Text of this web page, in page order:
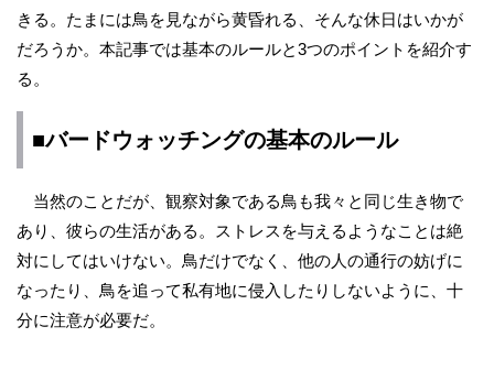
きる。たまには鳥を見ながら黄昏れる、そんな休日はいかが
だろうか。本記事では基本のルールと3つのポイントを紹介す
る。
■バードウォッチングの基本のルール
当然のことだが、観察対象である鳥も我々と同じ生き物で
あり、彼らの生活がある。ストレスを与えるようなことは絶
対にしてはいけない。鳥だけでなく、他の人の通行の妨げに
なったり、鳥を追って私有地に侵入したりしないように、十
分に注意が必要だ。